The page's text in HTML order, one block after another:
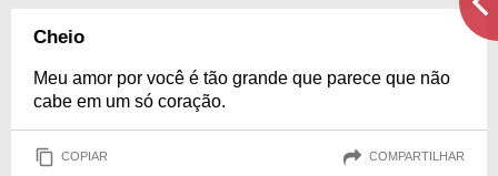
Cheio
Meu amor por você é tão grande que parece que não
cabe em um só coração.
COPIAR COMPARTILHAR